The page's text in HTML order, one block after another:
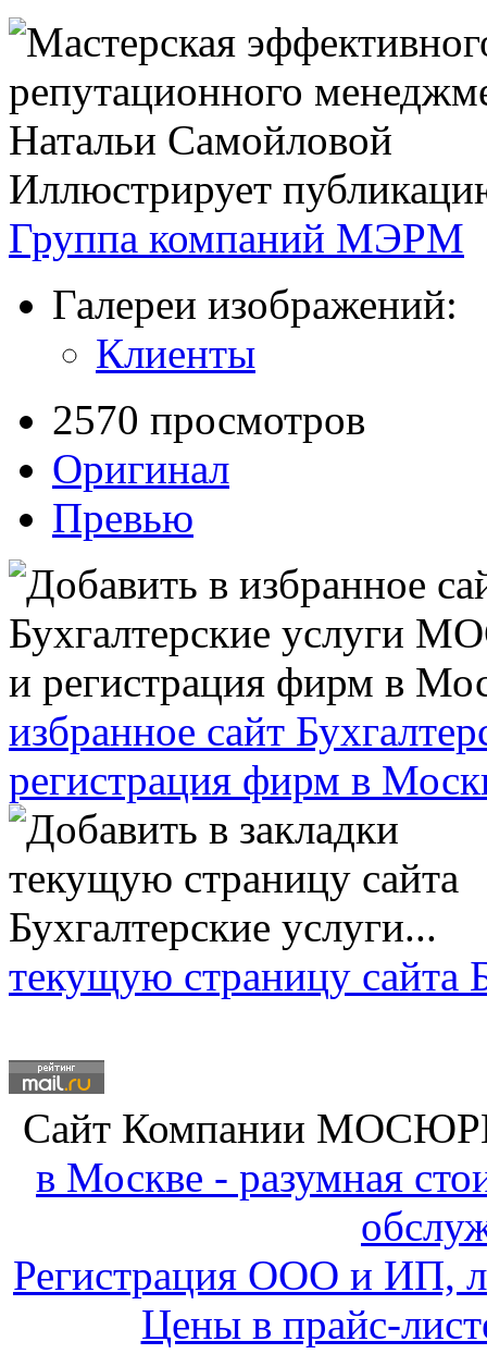
Иллюстрирует
Группа компаний МЭРМ
Галереи изображений:
Клиенты
2570 просмотров
Оригинал
Превью
избранное сайт
регистрация фирм в
текущую страницу сайта
Сайт Компании
в Москве - разумная
Регистрация ООО и ИП,
Цены в прайс-